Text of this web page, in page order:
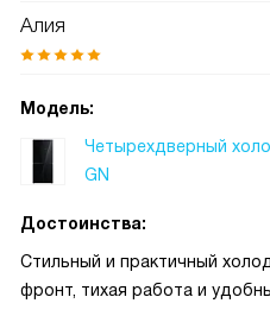
Алия
Модель:
Четырехдверный
GN
Достоинства:
Стильный и практичный
фронт, тихая работа и